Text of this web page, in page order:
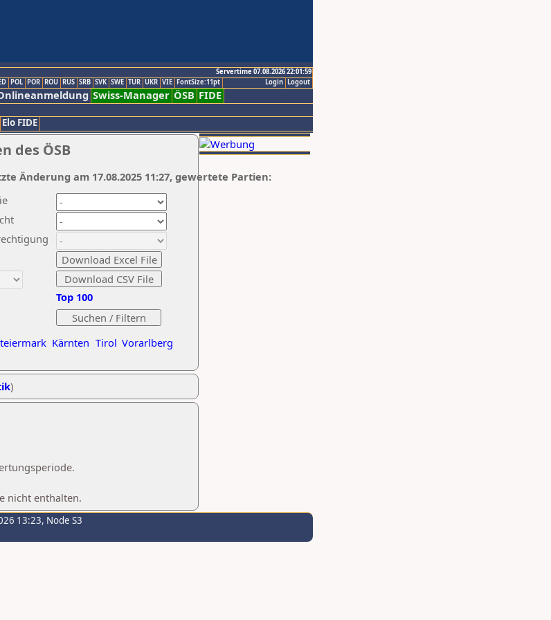
Servertime 07.08.2026 22:01:59
Logout
Login
POL POR ROU RUS SRB SVK SWE TUR UKR VIE FontSize:11pt
Swiss-Manager ÖSB FIDE
Elo FIDE
des ÖSB
Kärnten Tirol Vorarlberg
Top 100
Änderung am 17.08.2025 11:27, gewertete Partien:
)
nicht enthalten.
13:23, Node S3